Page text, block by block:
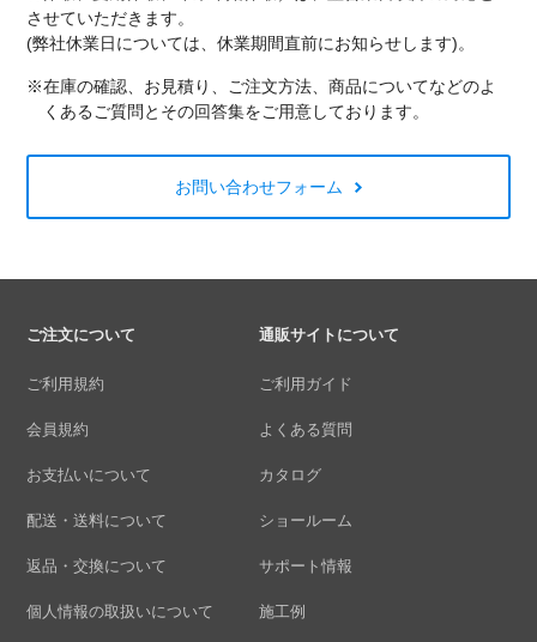
させていただきます。
(弊社休業日については、休業期間直前にお知らせします)。
※在庫の確認、お見積り、ご注文方法、商品についてなどのよ
くあるご質問とその回答集をご用意しております。
お問い合わせフォーム
ご注文について
ご利用規約
会員規約
お支払いについて
配送・送料について
返品・交換について
個人情報の取扱いについて
通販サイトについて
ご利用ガイド
よくある質問
カタログ
ショールーム
サポート情報
施工例